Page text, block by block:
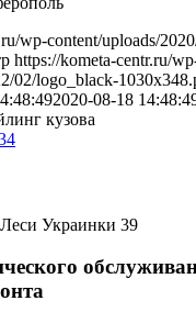
wp-content/uploads/
https://kometa-centr.ru/
02/logo_black-
2020-08-18
кузова
4
Украинки 39